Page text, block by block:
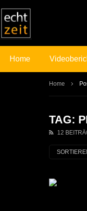
Home
Home
TAG:
12